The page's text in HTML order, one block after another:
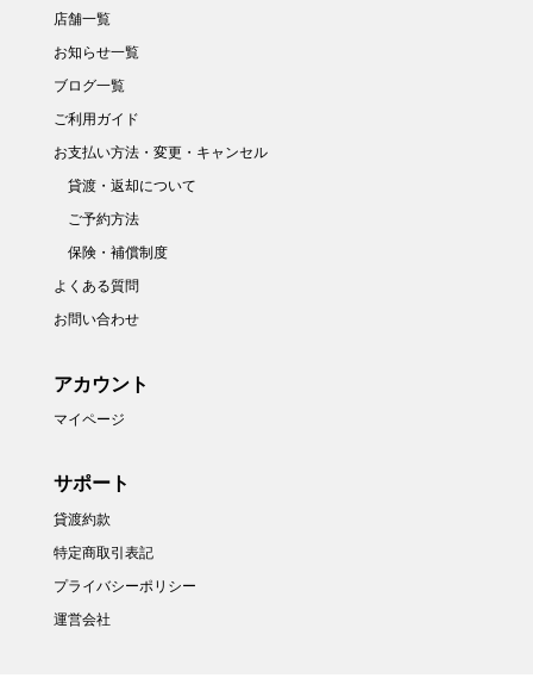
店舗一覧
お知らせ一覧
ブログ一覧
ご利用ガイド
お支払い方法・変更・キャンセル
貸渡・返却について
ご予約方法
保険・補償制度
よくある質問
お問い合わせ
アカウント
マイページ
サポート
貸渡約款
特定商取引表記
プライバシーポリシー
運営会社